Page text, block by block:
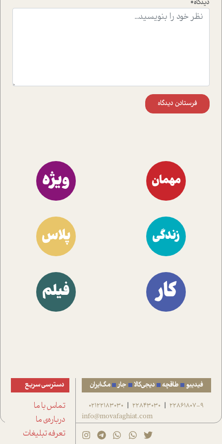
موثرترین راهکارهای استفاده از هوش مصنوعی در حوزه های
دیدگاه*
فرستادن دیدگاه
مهمان ویژه
زندگی پلاس
کار فیلم
فیدیبو طاقچه دیجی‌کالا جار مگ‌ایران
22861807-9
|
22843030
|
02122183030
info@movafaghiat.com
دسترسی سریع
تماس با ما
درباره‌ی ما
تعرفه تبلیغات